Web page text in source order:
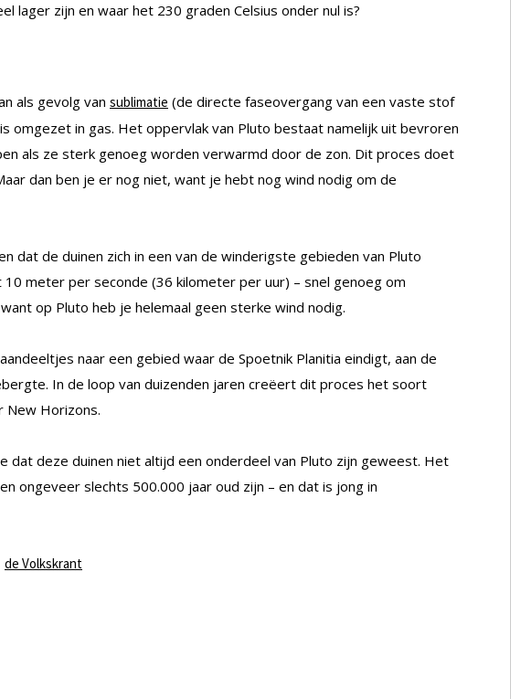
lager zijn en waar het 230 graden Celsius onder nul is?
als gevolg van sublimatie (de directe faseovergang van een vaste stof
omgezet in gas. Het oppervlak van Pluto bestaat namelijk uit bevroren
als ze sterk genoeg worden verwarmd door de zon. Dit proces doet
dan ben je er nog niet, want je hebt nog wind nodig om de
dat de duinen zich in een van de winderigste gebieden van Pluto
meter per seconde (36 kilometer per uur) – snel genoeg om
op Pluto heb je helemaal geen sterke wind nodig.
naar een gebied waar de Spoetnik Planitia eindigt, aan de
In de loop van duizenden jaren creëert dit proces het soort
New Horizons.
dat deze duinen niet altijd een onderdeel van Pluto zijn geweest. Het
ongeveer slechts 500.000 jaar oud zijn – en dat is jong in
de Volkskrant